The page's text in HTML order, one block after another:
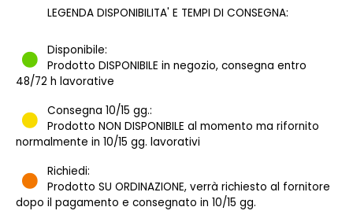
LEGENDA DISPONIBILITA' E TEMPI DI CONSEGNA:
Disponibile:
Prodotto DISPONIBILE in negozio, consegna entro
48/72 h lavorative
Consegna 10/15 gg.:
Prodotto NON DISPONIBILE al momento ma rifornito
normalmente in 10/15 gg. lavorativi
Richiedi:
Prodotto SU ORDINAZIONE, verrà richiesto al fornitore
dopo il pagamento e consegnato in 10/15 gg.